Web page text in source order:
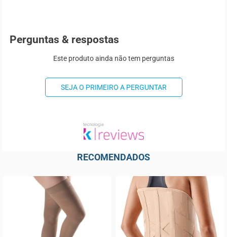
Perguntas & respostas
Este produto ainda não tem perguntas
SEJA O PRIMEIRO A PERGUNTAR
RECOMENDADOS